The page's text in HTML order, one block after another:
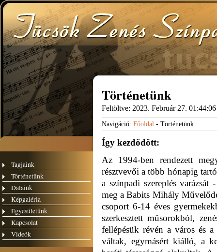
Tagjaink
Történetünk
Dalaink
Képgaléria
Egyesületünk
Kapcsolat
Videók
Történetünk
Feltöltve: 2023. Február 27. 01:44:06
Navigáció: Főoldal - Történetünk
Így kezdődött:
Az 1994-ben rendezett
résztvevői a több hónapig
a színpadi szereplés
meg a Babits Mihály
csoport 6-14 éves
szerkesztett műsorokból,
fellépésük révén a város és
váltak, egymásért kiálló, a